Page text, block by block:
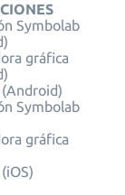
Symbolab
gráfica
Symbolab
gráfica